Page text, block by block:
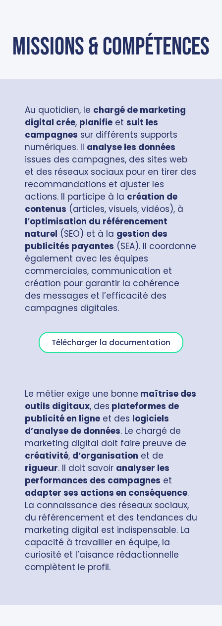
missions & compétences
Au quotidien, le chargé de marketing
digital crée, planifie et suit les
campagnes sur différents supports
numériques. Il analyse les données
issues des campagnes, des sites web
et des réseaux sociaux pour en tirer des
recommandations et ajuster les
actions. Il participe à la création de
contenus (articles, visuels, vidéos), à
l’optimisation du référencement
naturel (SEO) et à la gestion des
publicités payantes (SEA). Il coordonne
également avec les équipes
commerciales, communication et
création pour garantir la cohérence
des messages et l’efficacité des
campagnes digitales.
Télécharger la documentation
Le métier exige une bonne maîtrise des
outils digitaux, des plateformes de
publicité en ligne et des logiciels
d’analyse de données. Le chargé de
marketing digital doit faire preuve de
créativité, d’organisation et de
rigueur. Il doit savoir analyser les
performances des campagnes et
adapter ses actions en conséquence.
La connaissance des réseaux sociaux,
du référencement et des tendances du
marketing digital est indispensable. La
capacité à travailler en équipe, la
curiosité et l’aisance rédactionnelle
complètent le profil.